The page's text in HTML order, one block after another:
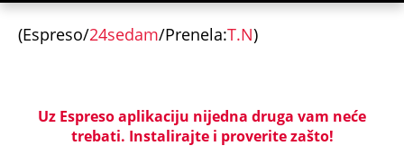
(Espreso/24sedam/Prenela:T.N)
Uz Espreso aplikaciju nijedna druga vam neće
trebati. Instalirajte i proverite zašto!